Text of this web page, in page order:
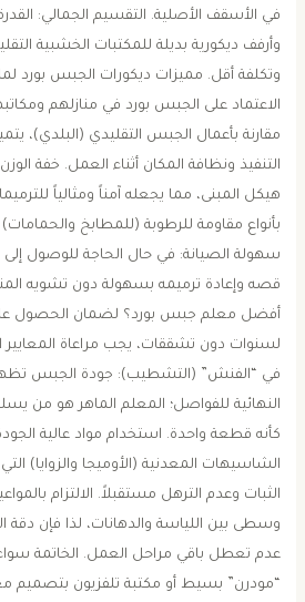
في الأسقف الأصلية. ​التقسيم الجمالي:
وأرفف ديكورية بديلة للمكتبات الخشبية
وتكلفة أقل. ​مميزات ديكورات الجبس بورد
الاعتماد على الجبس بورد في منازلهم
مقارنة بأعمال الجبس التقليدي (البلدي)،
التنفيذ ونظافة المكان أثناء العمل. ​خفة
هيكل المبنى، مما يجعله آمناً ومثالياً
بأنواع مقاومة للرطوبة (للمطابخ والحمامات)
سهولة الصيانة: في حال الحاجة للوصول إلى
قصه وإعادة ترميمه بسهولة دون تشويه
أفضل معلم جبس بورد؟ ​لضمان الحصول على
لسنوات دون تشققات، يجب مراعاة المعايير
في “الفنش” (التشطيب): جودة الجبس
النهائية للفواصل؛ المعلم الماهر هو
كأنه قطعة واحدة. ​استخدام مواد عالية
الشاسيهات المعدنية (الأوميجا والزوايا)
الثبات وعدم الترهل مستقبلاً. ​الالتزام
وسطى بين اللياسة والدهانات، لذا فإن
عدم تعطل باقي مراحل العمل. ​الخاتمة
“مودرن” بسيط أو مكتبة تلفزيون بتصميم